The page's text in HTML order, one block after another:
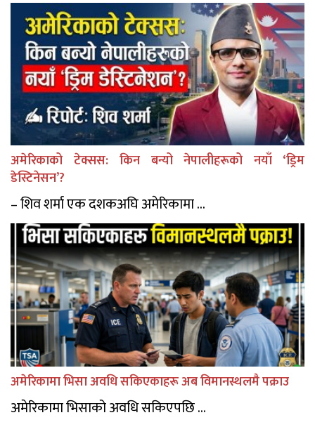
अमेरिकाको टेक्सस: किन बन्यो नेपालीहरूको नयाँ ‘ड्रिम
डेस्टिनेसन’?
– शिव शर्मा एक दशकअघि अमेरिकामा ...
अमेरिकामा भिसा अवधि सकिएकाहरू अब विमानस्थलमै पक्राउ
अमेरिकामा भिसाको अवधि सकिएपछि ...